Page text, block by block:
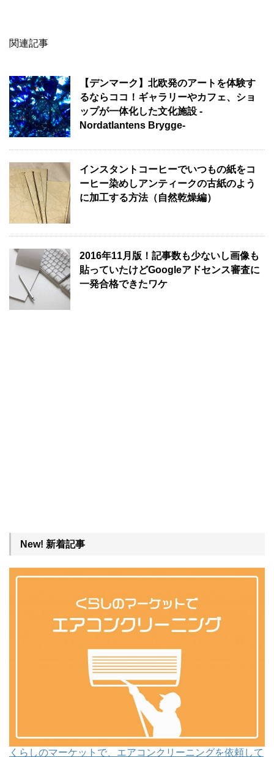
関連記事
【デンマーク】北欧発のアートを体験す
るならココ！ギャラリーやカフェ、ショ
ップが一体化した文化施設 -
Nordatlantens Brygge-
インスタントコーヒーでいつもの紙をコ
ーヒー染めしアンティークの古紙のよう
に加工する方法（自然乾燥編）
2016年11月版！記事数も少ないし画像も
貼っていたけどGoogleアドセンス審査に
一発合格できたワケ
New! 新着記事
くらしのマーケットで、エアコンクリーニングを依頼して